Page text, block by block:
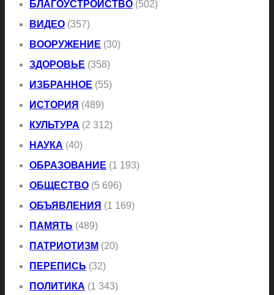
БЛАГОУСТРОЙСТВО (502)
ВИДЕО (357)
ВООРУЖЕНИЕ (30)
ЗДОРОВЬЕ (358)
ИЗБРАННОЕ (55)
ИСТОРИЯ (489)
КУЛЬТУРА (2 312)
НАУКА (40)
ОБРАЗОВАНИЕ (1 193)
ОБЩЕСТВО (5 696)
ОБЪЯВЛЕНИЯ (1 169)
ПАМЯТЬ (489)
ПАТРИОТИЗМ (20)
ПЕРЕПИСЬ (32)
ПОЛИТИКА (1 343)